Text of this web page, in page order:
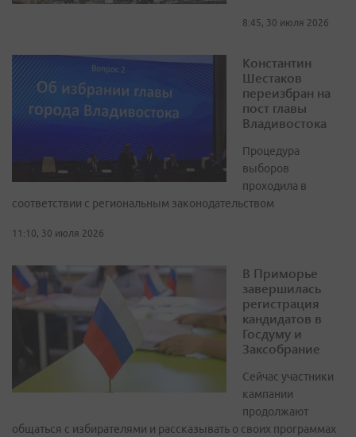
8:45, 30 июля 2026
Константин
Шестаков
переизбран на
пост главы
Владивостока
Процедура
выборов
проходила в
соответствии с региональным законодательством
11:10, 30 июля 2026
В Приморье
завершилась
регистрация
кандидатов в
Госдуму и
Заксобрание
Сейчас участники
кампании
продолжают
общаться с избирателями и рассказывать о своих программах